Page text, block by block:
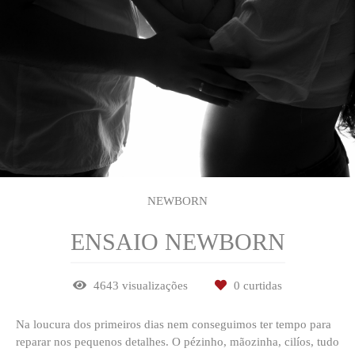
NEWBORN
ENSAIO NEWBORN
4643 visualizações 0 curtidas
Na loucura dos primeiros dias nem conseguimos ter tempo para
reparar nos pequenos detalhes. O pézinho, mãozinha, cilíos, tudo